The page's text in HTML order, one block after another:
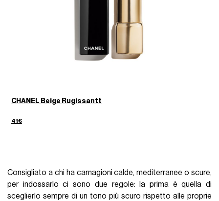
CHANEL Beige Rugissantt
41€
Consigliato a chi ha carnagioni calde, mediterranee o scure,
per indossarlo ci sono due regole: la prima è quella di
sceglierlo sempre di un tono più scuro rispetto alle proprie